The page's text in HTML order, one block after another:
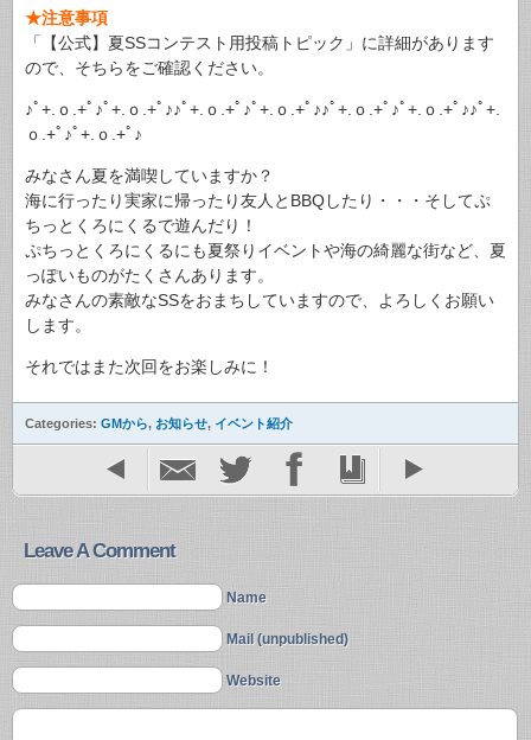
★注意事項
「【公式】夏SSコンテスト用投稿トピック」に詳細があります
ので、そちらをご確認ください。
♪ﾟ+.ｏ.+ﾟ♪ﾟ+.ｏ.+ﾟ♪♪ﾟ+.ｏ.+ﾟ♪ﾟ+.ｏ.+ﾟ♪♪ﾟ+.ｏ.+ﾟ♪ﾟ+.ｏ.+ﾟ♪♪ﾟ+.
ｏ.+ﾟ♪ﾟ+.ｏ.+ﾟ♪
みなさん夏を満喫していますか？
海に行ったり実家に帰ったり友人とBBQしたり・・・そしてぷ
ちっとくろにくるで遊んだり！
ぷちっとくろにくるにも夏祭りイベントや海の綺麗な街など、夏
っぽいものがたくさんあります。
みなさんの素敵なSSをおまちしていますので、よろしくお願い
します。
それではまた次回をお楽しみに！
Categories: GMから, お知らせ, イベント紹介
Leave A Comment
Name
Mail (unpublished)
Website